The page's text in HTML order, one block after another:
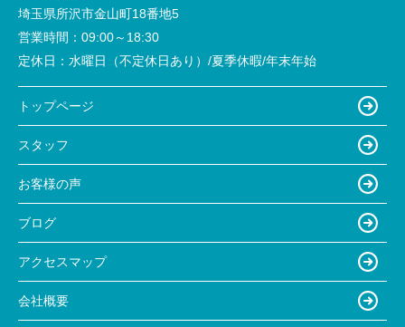
埼玉県所沢市金山町18番地5
営業時間： 09:00～18:30
定休日： 水曜日（不定休日あり）/夏季休暇/年末年始
トップページ
スタッフ
お客様の声
ブログ
アクセスマップ
会社概要